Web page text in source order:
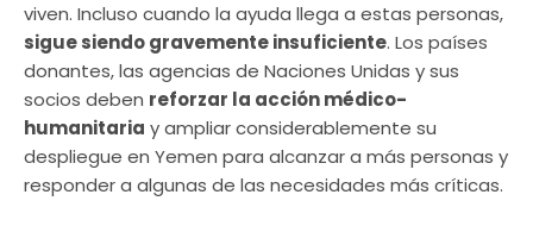
viven. Incluso cuando la ayuda llega a estas personas,
sigue siendo gravemente insuficiente. Los países
donantes, las agencias de Naciones Unidas y sus
socios deben reforzar la acción médico-
humanitaria y ampliar considerablemente su
despliegue en Yemen para alcanzar a más personas y
responder a algunas de las necesidades más críticas.